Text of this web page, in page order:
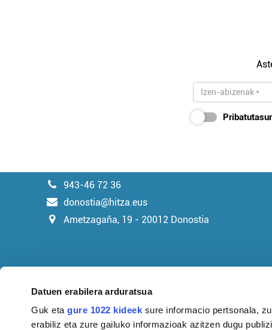
Datuen erabilera arduratsua
Guk etagure 1022 kideek sure informacio pertsonala,
erabiliz eta zure gailuko informazioak azitzen dugu
943-46 72 36
donostia@hitza.eus
Ametzagaña, 19 - 20012 Donostia